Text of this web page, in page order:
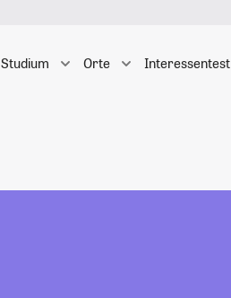
Studium Orte Interessentest